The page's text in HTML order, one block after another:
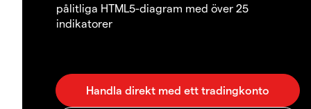
pålitliga HTML5-diagram med över 25
indikatorer